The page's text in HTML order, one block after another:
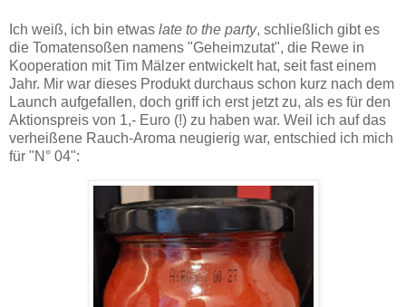
Ich weiß, ich bin etwas late to the party, schließlich gibt es
die Tomatensoßen namens "Geheimzutat", die Rewe in
Kooperation mit Tim Mälzer entwickelt hat, seit fast einem
Jahr. Mir war dieses Produkt durchaus schon kurz nach dem
Launch aufgefallen, doch griff ich erst jetzt zu, als es für den
Aktionspreis von 1,- Euro (!) zu haben war. Weil ich auf das
verheißene Rauch-Aroma neugierig war, entschied ich mich
für "N° 04":